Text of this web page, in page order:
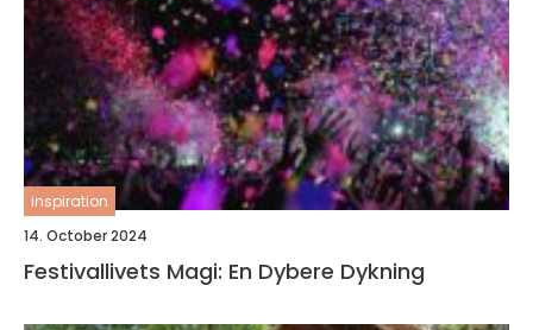
inspiration
14. October 2024
Festivallivets Magi: En Dybere Dykning